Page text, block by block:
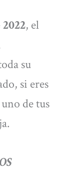
, el
su
si eres
de tus